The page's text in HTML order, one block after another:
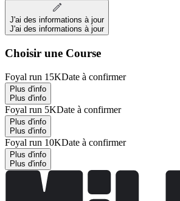
J'ai des informations à jour
J'ai des informations à jour
Choisir une Course
Foyal run 15KDate à confirmer
Plus d'info
Plus d'info
Foyal run 5KDate à confirmer
Plus d'info
Plus d'info
Foyal run 10KDate à confirmer
Plus d'info
Plus d'info